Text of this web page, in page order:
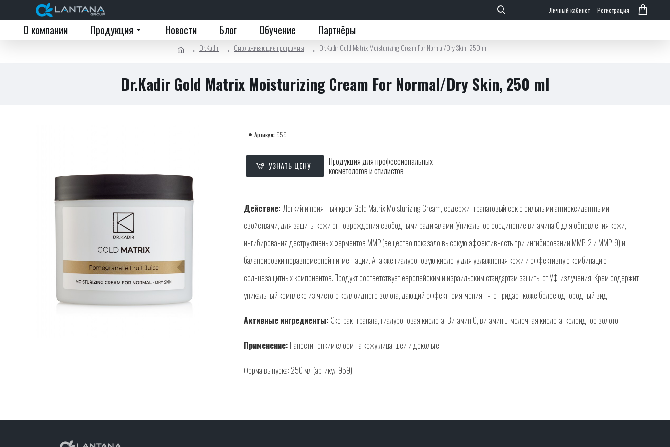
Личный кабинет Регистрация
О компании Продукция Новости Блог Обучение Партнёры
Dr.Kadir Омолаживающие программы Dr.Kadir Gold Matrix Moisturizing Cream For Normal/Dry Skin, 250 ml
Dr.Kadir Gold Matrix Moisturizing Cream For Normal/Dry Skin, 250 ml
Артикул: 959
УЗНАТЬ ЦЕНУ Продукция для профессиональных
косметологов и стилистов
Действие: Легкий и приятный крем Gold Matrix Moisturizing Cream, содержит гранатовый сок с сильными антиоксидантными
свойствами, для защиты кожи от повреждения свободными радикалами. Уникальное соединение витамина С для обновления кожи,
ингибирования деструктивных ферментов ММР (вещество показало высокую эффективность при ингибировании ММР-2 и ММР-9) и
балансировки неравномерной пигментации. А также гиалуроновую кислоту для увлажнения кожи и эффективную комбинацию
солнцезащитных компонентов. Продукт соответствует европейским и израильским стандартам защиты от УФ-излучения. Крем содержит
уникальный комплекс из чистого коллоидного золота, дающий эффект "смягчения", что придает коже более однородный вид.
Активные ингредиенты: Экстракт граната, гиалуроновая кислота, Витамин С, витамин Е, молочная кислота, колоидное золото.
Применение: Нанести тонким слоем на кожу лица, шеи и декольте.
Форма выпуска: 250 мл (артикул 959)